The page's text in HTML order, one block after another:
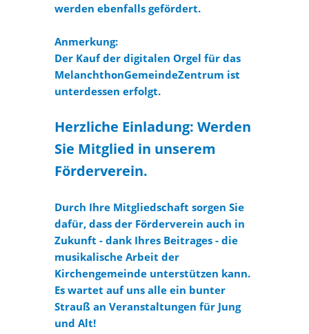
werden ebenfalls gefördert.
Anmerkung:
Der Kauf der digitalen Orgel für das
MelanchthonGemeindeZentrum ist
unterdessen erfolgt.
Herzliche Einladung: Werden
Sie Mitglied in unserem
Förderverein.
Durch Ihre Mitgliedschaft sorgen Sie
dafür, dass der Förderverein auch in
Zukunft - dank Ihres Beitrages - die
musikalische Arbeit der
Kirchengemeinde unterstützen kann.
Es wartet auf uns alle ein bunter
Strauß an Veranstaltungen für Jung
und Alt!